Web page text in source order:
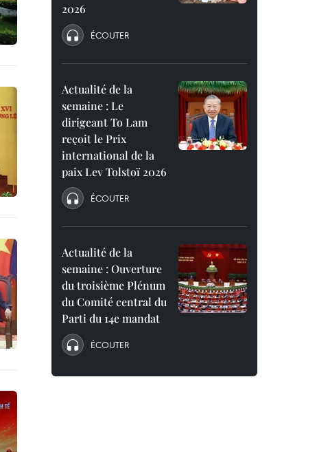
2026
ÉCOUTER
Actualité de la
semaine : Le
dirigeant To Lam
reçoit le Prix
international de la
paix Lev Tolstoï 2026
ÉCOUTER
Actualité de la
semaine : Ouverture
du troisième Plénum
du Comité central du
Parti du 14e mandat
ÉCOUTER